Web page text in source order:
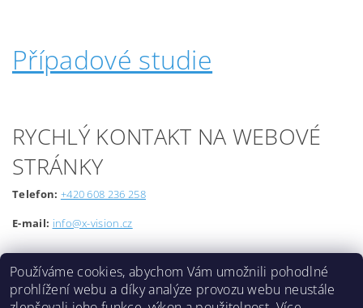
Případové studie
RYCHLÝ KONTAKT NA WEBOVÉ
STRÁNKY
Telefon: +420 608 236 258
E-mail: info@x-vision.cz
Používáme cookies, abychom Vám umožnili pohodlné
prohlížení webu a díky analýze provozu webu neustále